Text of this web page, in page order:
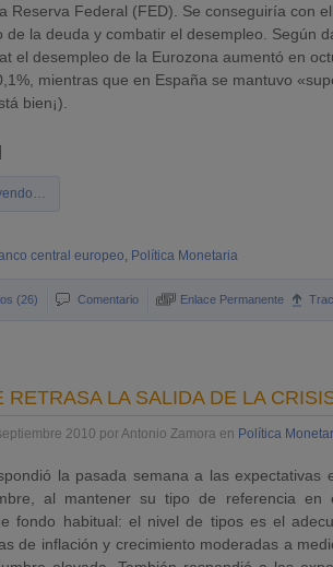
Reserva Federal (FED). Se conseguiría con
de la deuda y combatir el desempleo. Según
el desempleo de la Eurozona aumentó en
mientras que en España se mantuvo
bien¡).
central europeo, Política Monetaria
(26) Comentario Enlace Permanente
RETRASA LA SALIDA DE LA
2010 por Antonio Zamora en Política
la pasada semana a las expectativas
al mantener su tipo de referencia
fondo habitual: el nivel de tipos es el
de inflación y crecimiento moderadas a